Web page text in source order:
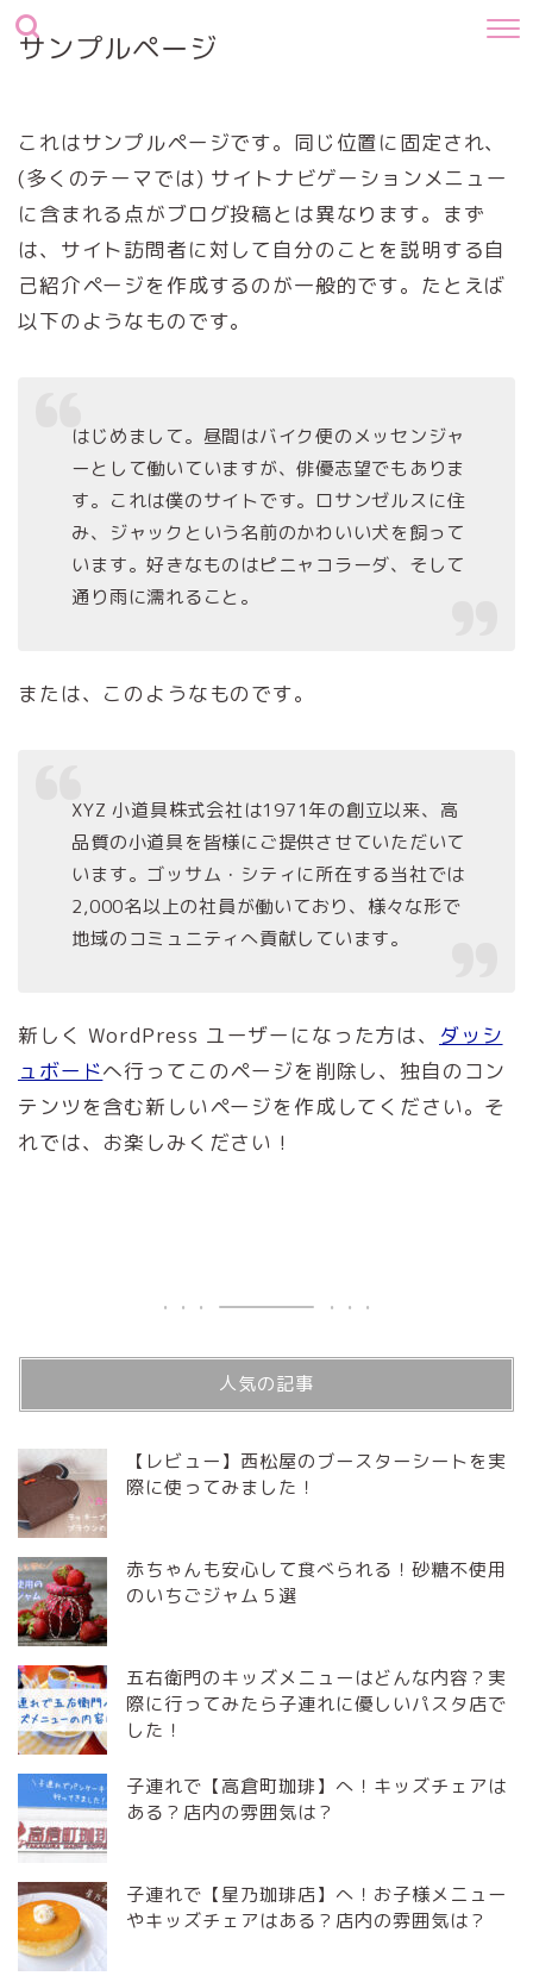
サンプルページ
これはサンプルページです。同じ位置に固定され、
(多くのテーマでは) サイトナビゲーションメニュー
に含まれる点がブログ投稿とは異なります。まず
は、サイト訪問者に対して自分のことを説明する自
己紹介ページを作成するのが一般的です。たとえば
以下のようなものです。
はじめまして。昼間はバイク便のメッセンジャ
ーとして働いていますが、俳優志望でもありま
す。これは僕のサイトです。ロサンゼルスに住
み、ジャックという名前のかわいい犬を飼って
います。好きなものはピニャコラーダ、そして
通り雨に濡れること。
または、このようなものです。
XYZ 小道具株式会社は1971年の創立以来、高
品質の小道具を皆様にご提供させていただいて
います。ゴッサム・シティに所在する当社では
2,000名以上の社員が働いており、様々な形で
地域のコミュニティへ貢献しています。
新しく WordPress ユーザーになった方は、 ダッシ
ュボードへ行ってこのページを削除し、独自のコン
テンツを含む新しいページを作成してください。そ
れでは、お楽しみください !
人気の記事
【レビュー】西松屋のブースターシートを実
際に使ってみました！
赤ちゃんも安心して食べられる！砂糖不使用
のいちごジャム５選
五右衛門のキッズメニューはどんな内容？実
際に行ってみたら子連れに優しいパスタ店で
した！
子連れで【高倉町珈琲】へ！キッズチェアは
ある？店内の雰囲気は？
子連れで【星乃珈琲店】へ！お子様メニュー
やキッズチェアはある？店内の雰囲気は？